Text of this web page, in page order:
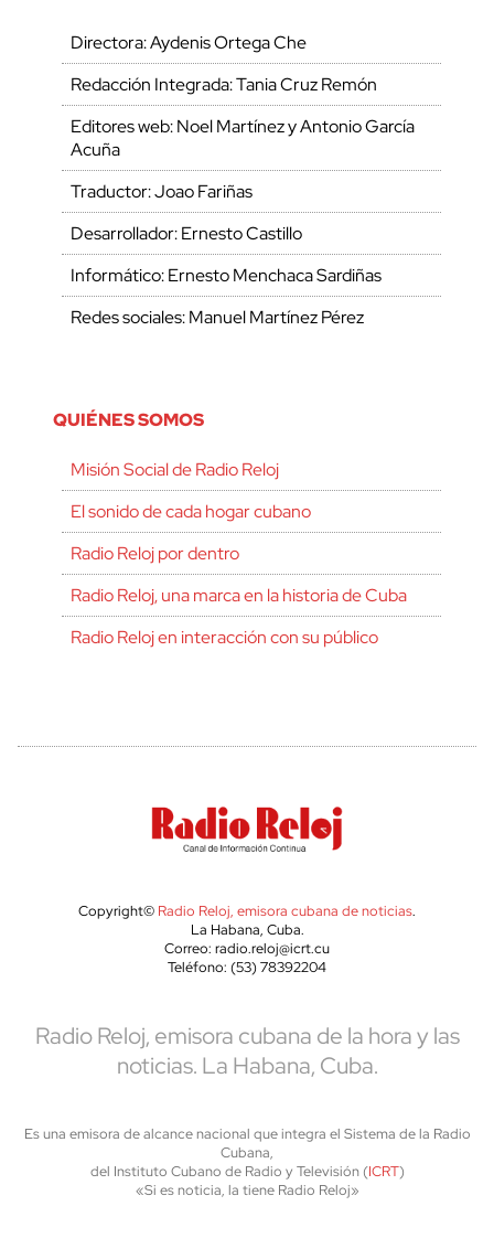
Directora: Aydenis Ortega Che
Redacción Integrada: Tania Cruz Remón
Editores web: Noel Martínez y Antonio García
Acuña
Traductor: Joao Fariñas
Desarrollador: Ernesto Castillo
Informático: Ernesto Menchaca Sardiñas
Redes sociales: Manuel Martínez Pérez
QUIÉNES SOMOS
Misión Social de Radio Reloj
El sonido de cada hogar cubano
Radio Reloj por dentro
Radio Reloj, una marca en la historia de Cuba
Radio Reloj en interacción con su público
Copyright© Radio Reloj, emisora cubana de noticias.
La Habana, Cuba.
Correo: radio.reloj@icrt.cu
Teléfono: (53) 78392204
Radio Reloj, emisora cubana de la hora y las
noticias. La Habana, Cuba.
Es una emisora de alcance nacional que integra el Sistema de la Radio
Cubana,
del Instituto Cubano de Radio y Televisión (ICRT)
«Si es noticia, la tiene Radio Reloj»